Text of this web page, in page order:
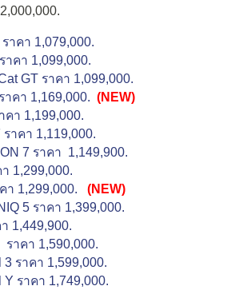
าคา 1,079,000.
าคา 1,099,000.
GT ราคา 1,099,000.
าคา 1,169,000. (NEW)
คา 1,199,000.
ราคา 1,119,000.
7 ราคา 1,149,900.
1,299,000.
า 1,299,000.
(NEW)
5 ราคา 1,399,000.
1,449,900.
ราคา 1,590,000.
3 ราคา 1,599,000.
Y ราคา 1,749,000.